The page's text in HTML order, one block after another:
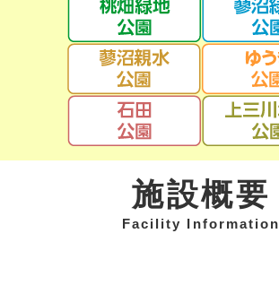
施設概要
Facility Information